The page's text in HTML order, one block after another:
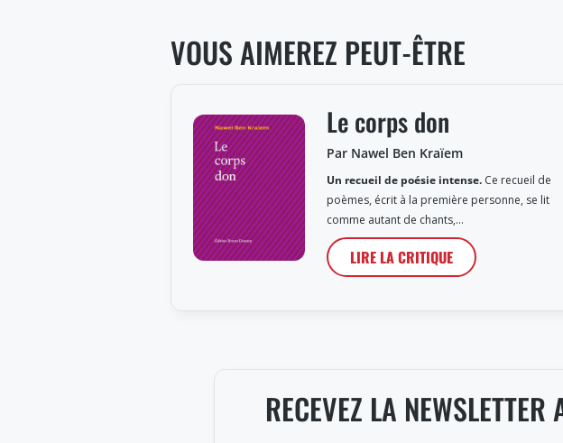
VOUS AIMEREZ PEUT-ÊTRE
Le corps don
Par Nawel Ben Kraïem
Un recueil de poésie intense. Ce recueil de
poèmes, écrit à la première personne, se lit
comme autant de chants,…
LIRE LA CRITIQUE
RECEVEZ LA